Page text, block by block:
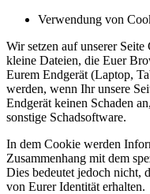
Verwendung von
Wir setzen auf unserer
kleine Dateien, die Euer
Eurem Endgerät (Laptop,
werden, wenn Ihr unsere
Endgerät keinen Schaden
sonstige Schadsoftware.
In dem Cookie werden
Zusammenhang mit dem
Dies bedeutet jedoch nicht,
von Eurer Identität erhalten.